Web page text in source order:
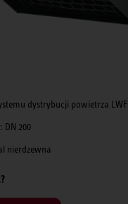
dystrybucji powietrza LWF
DN 200
nierdzewna